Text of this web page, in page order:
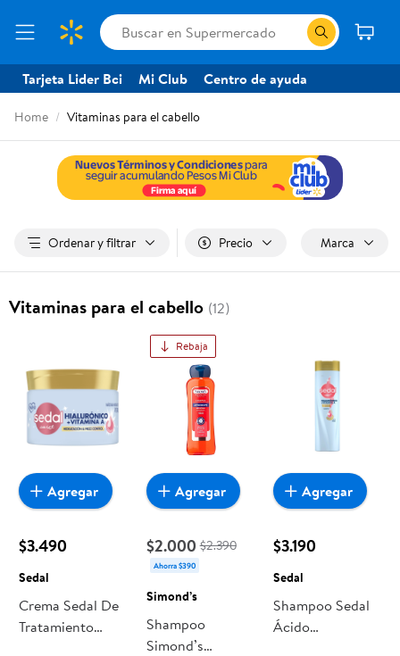
Tarjeta Lider Bci Mi Club Centro de ayuda
Home Vitaminas para el cabello
Ordenar y filtrar Precio Marca
Vitaminas para el cabello (12)
$3.490
Sedal
Crema Sedal De
Tratamiento
Agregar
Rebaja
$2.000 $2.390
Ahorra $390
Simond’s
Shampoo
Simond’s
Agregar
$3.190
Sedal
Shampoo Sedal
Ácido
Agregar